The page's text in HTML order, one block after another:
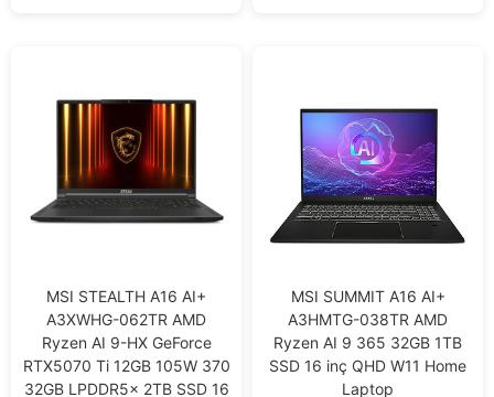
MSI STEALTH A16 AI+
A3XWHG-062TR AMD
Ryzen AI 9-HX GeForce
RTX5070 Ti 12GB 105W 370
32GB LPDDR5x 2TB SSD 16
MSI SUMMIT A16 AI+
A3HMTG-038TR AMD
Ryzen AI 9 365 32GB 1TB
SSD 16 inç QHD W11 Home
Laptop